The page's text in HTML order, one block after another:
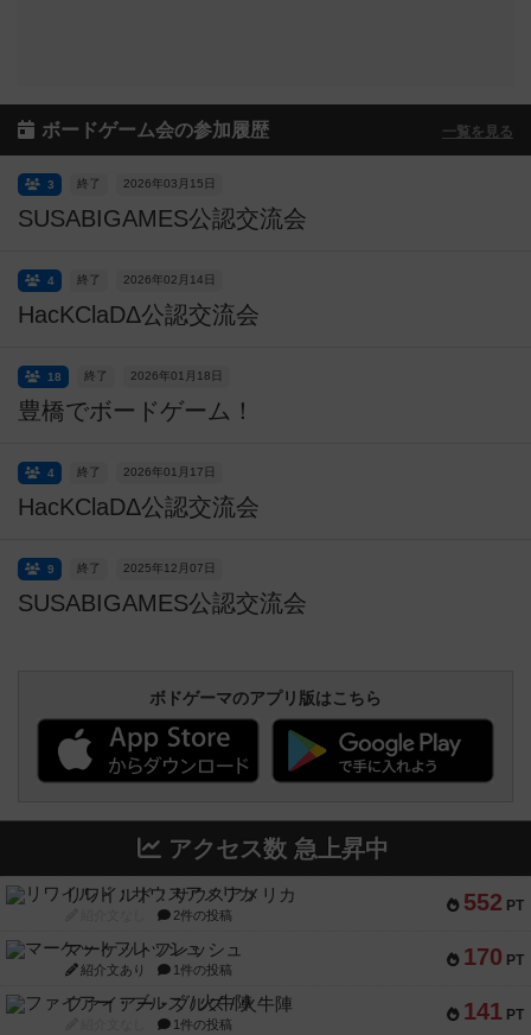
ボードゲーム会の参加履歴 一覧を見る
SUSABIGAMES公認交流会
終了 2026年03月15日
3
HacKClaDΔ公認交流会
終了 2026年02月14日
4
豊橋でボードゲーム！
終了 2026年01月18日
18
HacKClaDΔ公認交流会
終了 2026年01月17日
4
SUSABIGAMES公認交流会
終了 2025年12月07日
9
ボドゲーマのアプリ版はこちら
アクセス数 急上昇中
552 PT
リワイルド：サウスアメリカ
2件の投稿
170 PT
マーケットフレッシュ
紹介文あり 1件の投稿
141 PT
ファイアー・ブルズ / 火牛陣
1件の投稿